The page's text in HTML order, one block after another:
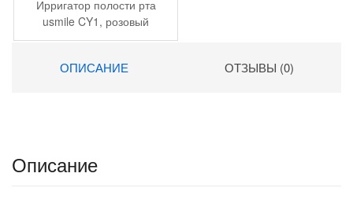
Ирригатор полости рта
usmile CY1, розовый
ОПИСАНИЕ ОТЗЫВЫ (0)
Описание